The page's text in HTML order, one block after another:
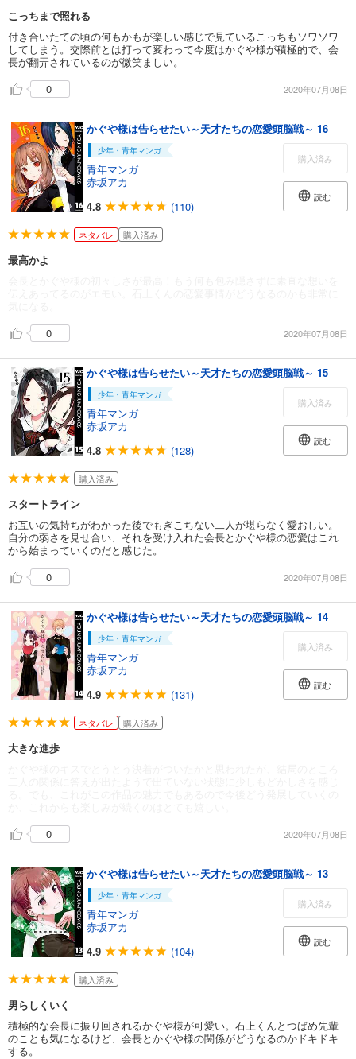
こっちまで照れる
付き合いたての頃の何もかもが楽しい感じで見ているこっちもソワソワ
してしまう。交際前とは打って変わって今度はかぐや様が積極的で、会
長が翻弄されているのが微笑ましい。
0
2020年07月08日
かぐや様は告らせたい～天才たちの恋愛頭脳戦～ 16
少年・青年マンガ
青年マンガ
赤坂アカ
4.8
(110)
購入済み
読む
ネタバレ 購入済み
最高かよ
0
2020年07月08日
かぐや様は告らせたい～天才たちの恋愛頭脳戦～ 15
少年・青年マンガ
青年マンガ
赤坂アカ
4.8
(128)
購入済み
読む
購入済み
スタートライン
お互いの気持ちがわかった後でもぎこちない二人が堪らなく愛おしい。
自分の弱さを見せ合い、それを受け入れた会長とかぐや様の恋愛はこれ
から始まっていくのだと感じた。
0
2020年07月08日
かぐや様は告らせたい～天才たちの恋愛頭脳戦～ 14
少年・青年マンガ
青年マンガ
赤坂アカ
4.9
(131)
購入済み
読む
ネタバレ 購入済み
大きな進歩
0
2020年07月08日
かぐや様は告らせたい～天才たちの恋愛頭脳戦～ 13
少年・青年マンガ
青年マンガ
赤坂アカ
4.9
(104)
購入済み
読む
購入済み
男らしくいく
積極的な会長に振り回されるかぐや様が可愛い。石上くんとつばめ先輩
のことも気になるけど、会長とかぐや様の関係がどうなるのかドキドキ
する。